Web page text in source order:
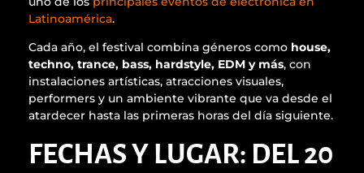
Latinoamérica.
Cada año, el festival combina géneros como house,
techno, trance, bass, hardstyle, EDM y más, con
instalaciones artísticas, atracciones visuales,
performers y un ambiente vibrante que va desde el
atardecer hasta las primeras horas del día siguiente.
FECHAS Y LUGAR: DEL 20